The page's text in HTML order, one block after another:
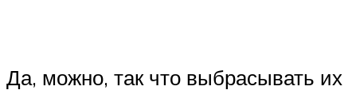
Да, можно, так что выбрасывать